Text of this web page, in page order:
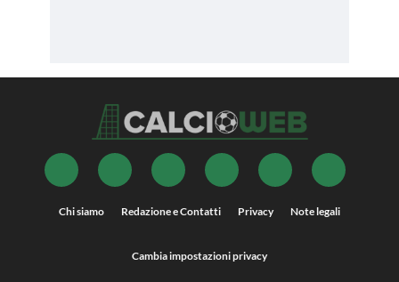
Chi siamo Redazione e Contatti Privacy Note legali
Cambia impostazioni privacy